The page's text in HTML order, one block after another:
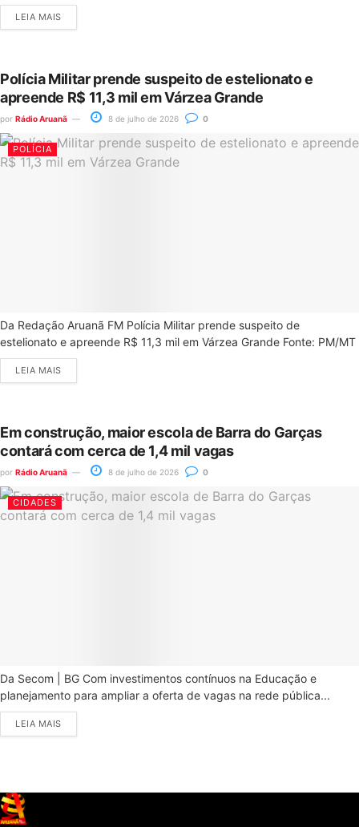
LEIA MAIS
Polícia Militar prende suspeito de estelionato e
apreende R$ 11,3 mil em Várzea Grande
por Rádio Aruanã 8 de julho de 2026 0
POLÍCIA
Da Redação Aruanã FM Polícia Militar prende suspeito de
estelionato e apreende R$ 11,3 mil em Várzea Grande Fonte: PM/MT
LEIA MAIS
Em construção, maior escola de Barra do Garças
contará com cerca de 1,4 mil vagas
por Rádio Aruanã 8 de julho de 2026 0
CIDADES
Da Secom | BG Com investimentos contínuos na Educação e
planejamento para ampliar a oferta de vagas na rede pública...
LEIA MAIS